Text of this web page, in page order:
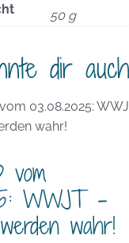
50 g
dir
vom
WWJT –
wahr!